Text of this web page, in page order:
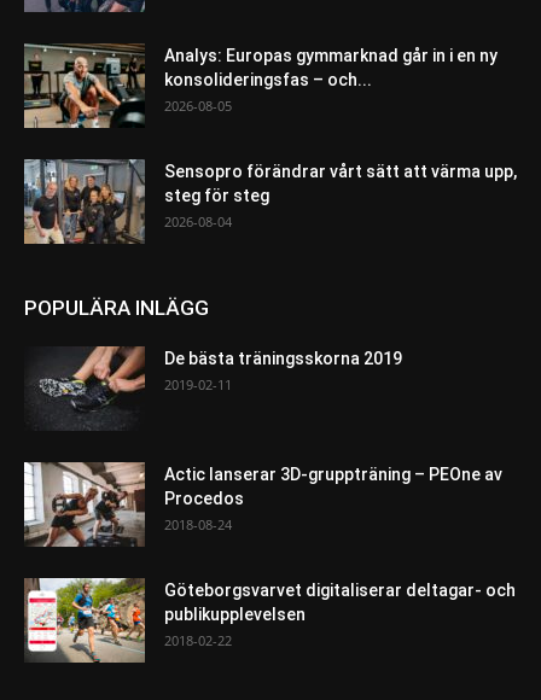
Analys: Europas gymmarknad går in i en ny
konsolideringsfas – och...
2026-08-05
Sensopro förändrar vårt sätt att värma upp,
steg för steg
2026-08-04
POPULÄRA INLÄGG
De bästa träningsskorna 2019
2019-02-11
Actic lanserar 3D-gruppträning – PEOne av
Procedos
2018-08-24
Göteborgsvarvet digitaliserar deltagar- och
publikupplevelsen
2018-02-22